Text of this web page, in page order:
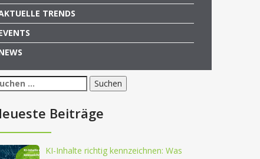
TRENDS
Beiträge
KI-Inhalte richtig kennzeichnen: Was